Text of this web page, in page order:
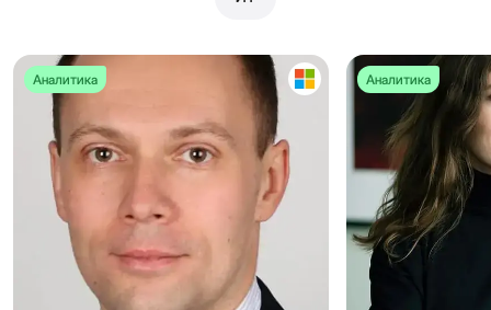
Аналитика Аналитика